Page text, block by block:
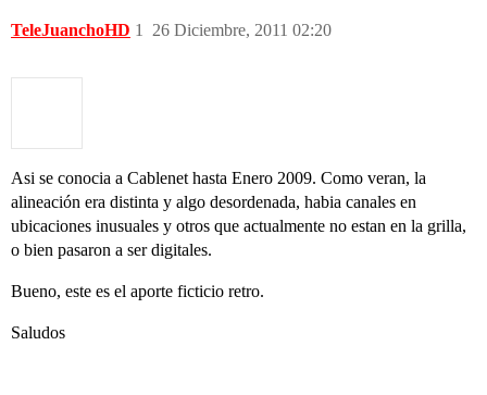
TeleJuanchoHD 26 Diciembre, 2011 02:20
1
Asi se conocia a Cablenet hasta Enero 2009. Como veran, la
alineación era distinta y algo desordenada, habia canales en
ubicaciones inusuales y otros que actualmente no estan en la grilla,
o bien pasaron a ser digitales.
Bueno, este es el aporte ficticio retro.
Saludos